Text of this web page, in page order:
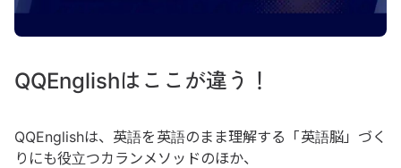
QQEnglishはここが違う！
QQEnglishは、英語を英語のまま理解する「英語脳」づく
りにも役立つカランメソッドのほか、